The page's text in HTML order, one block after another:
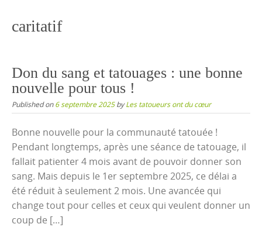
caritatif
Don du sang et tatouages : une bonne
nouvelle pour tous !
Published on6 septembre 2025byLes tatoueurs ont du cœur
Bonne nouvelle pour la communauté tatouée !
Pendant longtemps, après une séance de tatouage, il
fallait patienter 4 mois avant de pouvoir donner son
sang. Mais depuis le 1er septembre 2025, ce délai a
été réduit à seulement 2 mois. Une avancée qui
change tout pour celles et ceux qui veulent donner un
coup de […]